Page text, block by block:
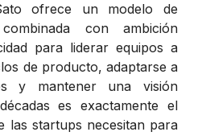
ofrece un modelo de
con ambición
para liderar equipos a
de producto, adaptarse a
y mantener una visión
es exactamente el
las startups necesitan para